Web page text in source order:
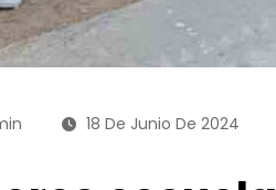
18 De Junio De 2024